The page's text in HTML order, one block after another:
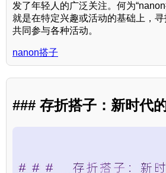
发了年轻人的广泛关注。何为“nanon
就是在特定兴趣或活动的基础上，寻
共同参与各种活动。
nanon搭子
### 存折搭子：新时代